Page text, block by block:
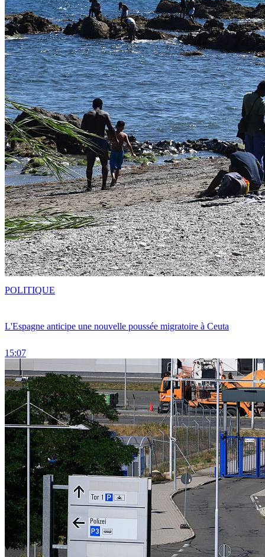
L'Espagne anticipe une nouvelle poussée migratoire à Ceuta
15:07
POLITIQUE